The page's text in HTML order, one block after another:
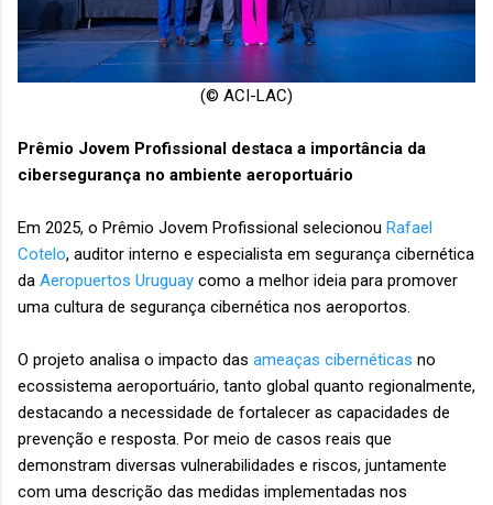
(© ACI-LAC)
Prêmio Jovem Profissional destaca a importância da
cibersegurança no ambiente aeroportuário
Em 2025, o Prêmio Jovem Profissional selecionou Rafael
Cotelo, auditor interno e especialista em segurança cibernética
da Aeropuertos Uruguay como a melhor ideia para promover
uma cultura de segurança cibernética nos aeroportos.
O projeto analisa o impacto das ameaças cibernéticas no
ecossistema aeroportuário, tanto global quanto regionalmente,
destacando a necessidade de fortalecer as capacidades de
prevenção e resposta. Por meio de casos reais que
demonstram diversas vulnerabilidades e riscos, juntamente
com uma descrição das medidas implementadas nos